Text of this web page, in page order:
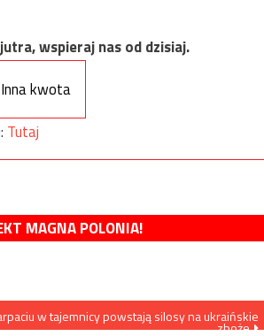
wspieraj nas od dzisiaj.
Inna kwota
Tutaj
MAGNA POLONIA!
w tajemnicy powstają silosy na ukraińskie
zboże